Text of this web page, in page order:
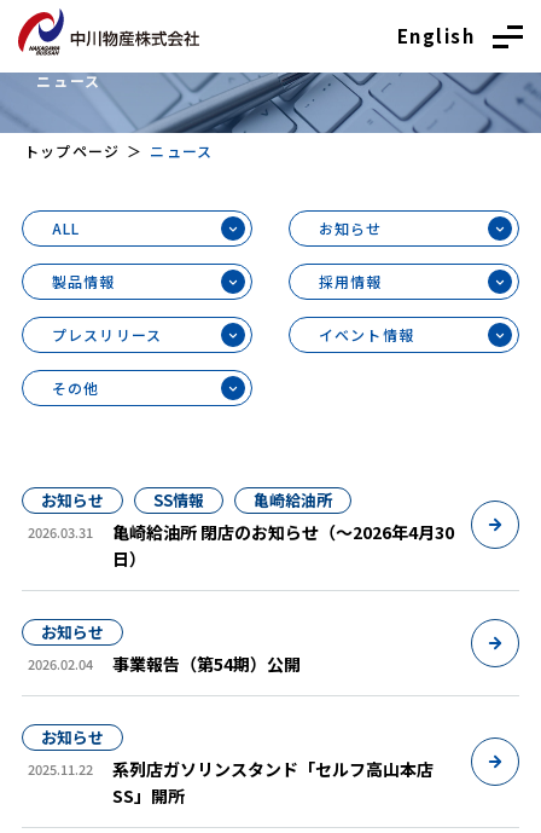
English
News
ニュース
トップページ ニュース
ALL お知らせ
製品情報 採用情報
プレスリリース イベント情報
その他
お知らせ SS情報 亀崎給油所
2026.03.31
亀崎給油所 閉店のお知らせ（～2026年4月30
日）
お知らせ
2026.02.04 事業報告（第54期）公開
お知らせ
2025.11.22
系列店ガソリンスタンド「セルフ高山本店
SS」開所